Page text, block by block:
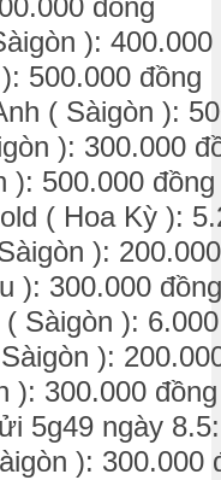
đồng
): 400.000
500.000 đồng
( Sàigòn ):
): 300.000
): 500.000 đồng
( Hoa Kỳ ):
):
): 300.000 đồng
Sàigòn ):
):
): 300.000 đồng
5g49 ngày
): 300.000